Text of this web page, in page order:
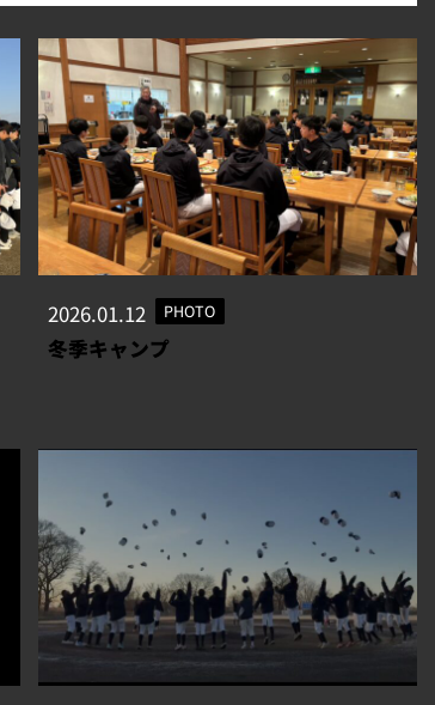
2026.01.12 PHOTO
冬季キャンプ